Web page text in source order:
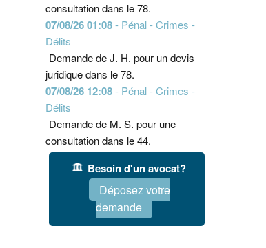
consultation dans le 78.
07/08/26 01:08- Pénal - Crimes -
Délits
Demande de J. H. pour un devis
juridique dans le 78.
07/08/26 12:08- Pénal - Crimes -
Délits
Demande de M. S. pour une
consultation dans le 44.
Besoin d'un avocat?
Déposez votre
demande